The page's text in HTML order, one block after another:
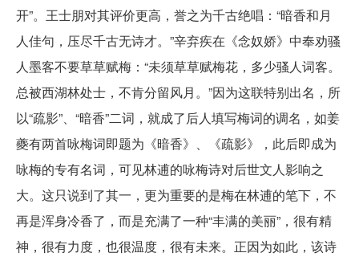
开”。王士朋对其评价更高，誉之为千古绝唱：“暗香和月
人佳句，压尽千古无诗才。”辛弃疾在《念奴娇》中奉劝骚
人墨客不要草草赋梅：“未须草草赋梅花，多少骚人词客。
总被西湖林处士，不肯分留风月。”因为这联特别出名，所
以“疏影”、“暗香”二词，就成了后人填写梅词的调名，如姜
夔有两首咏梅词即题为《暗香》、《疏影》，此后即成为
咏梅的专有名词，可见林逋的咏梅诗对后世文人影响之
大。这只说到了其一，更为重要的是梅在林逋的笔下，不
再是浑身冷香了，而是充满了一种“丰满的美丽”，很有精
神，很有力度，也很温度，很有未来。正因为如此，该诗